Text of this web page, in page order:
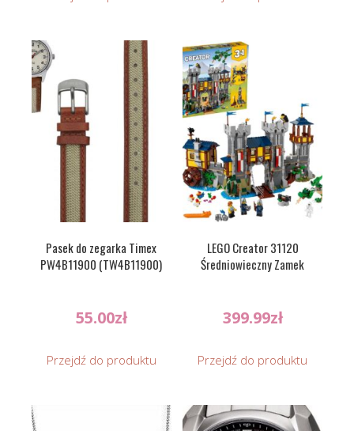
Pasek do zegarka Timex
PW4B11900 (TW4B11900)
55.00zł
Przejdź do produktu
LEGO Creator 31120
Średniowieczny Zamek
399.99zł
Przejdź do produktu